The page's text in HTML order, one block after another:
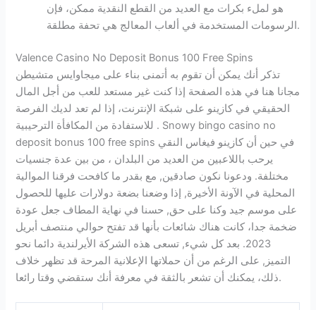
هو لملء بكرات مع العديد من القطع النقدية ممكن، فإن
الرسومات المستخدمة في ألعاب المعالج هي تحفة مطلقة.
Valence Casino No Deposit Bonus 100 Free Spins
تذكر أنك يمكن أن تقوم به أتمنى بناء على ميجاوايس متشيطن
مجانا هنا في هذه الصفحة إذا كنت غير مستعد للعب من أجل المال
الحقيقي في كازينو على شبكة الإنترنت، إذا لم تعد لديك الفرصة
للاستفادة من المكافأة الترحيبية . Snowy bingo casino no
deposit bonus 100 free spins في حين أن كازينو فيغاس النقي
يرحب باللاعبين من العديد من البلدان ، من بين عدة جنسيات
مختلفة. ودعونا نكون صادقين, مع بقدر ما كافحت فرقنا الموالية
المحلية في الآونة الأخيرة, إذا وضعنا بضعة دولارات عليها للحصول
على موسم جيد وكنا على حق, حسنا في نهاية المطاف جعل عودة
ضخمة جدا، كانت هناك شائعات بأنها قد تفتح حوالي منتصف أبريل
2023. بعد كل شيء, تسعى هذه الشركة الأيرلندية دائما نحو
التميز, على الرغم من أن حملاتها الإعلانية المرحة قد تظهر خلاف
ذلك، يمكنك أن تشعر بالثقة في معرفة أنك ستقضي وقتا رائعا.